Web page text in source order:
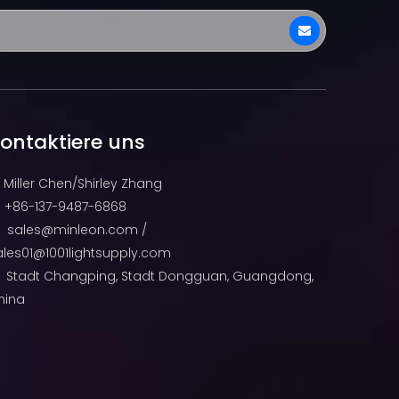
uns
Miller Chen/Shirley Zhang
+86-137-9487-6868
sales@minleon.com /
Stadt Changping, Stadt Dongguan, Guangdong,